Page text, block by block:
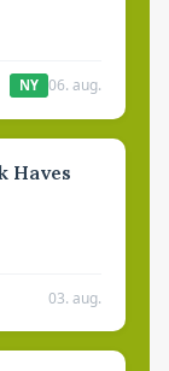
NY 06. aug.
Haves
03. aug.